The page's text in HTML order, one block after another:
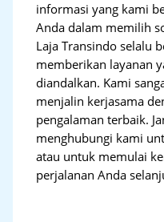
informasi yang kami
Anda dalam memilih
Laja Transindo selalu
memberikan layanan
diandalkan. Kami
menjalin kerjasama
pengalaman terbaik.
menghubungi kami
atau untuk memulai
perjalanan Anda